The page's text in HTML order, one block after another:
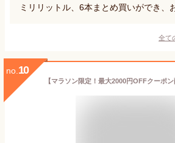
ミリリットル、6本まとめ買いができ、
全て
no. 10